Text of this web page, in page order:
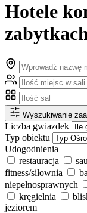
Hotele
Wyszukiwanie
Liczba gwiazdek
Typ obiektu
Udogodnienia
restauracja
fitness/siłownia
niepełnosprawnych
kręgielnia
jeziorem